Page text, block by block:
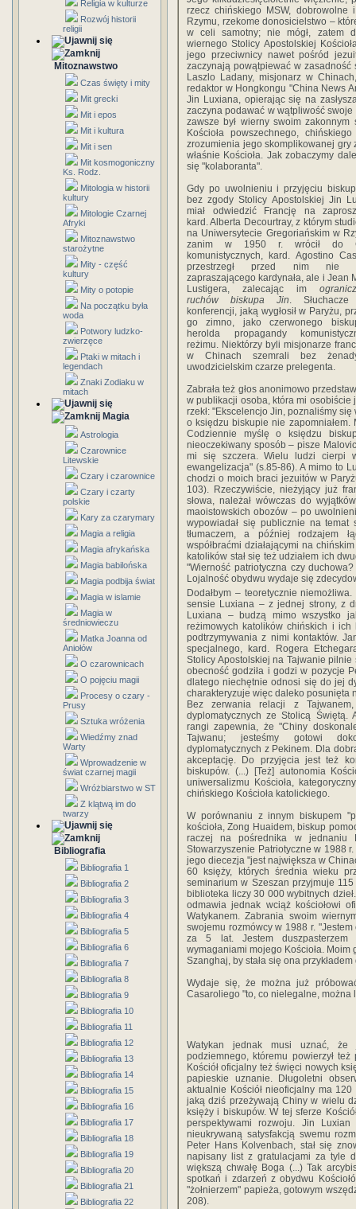
Religia w kulturze
Rozwój historii
religii
Mitoznawstwo
Czas święty i mity
Mit grecki
Mit i epos
Mit i kultura
Mit i sen
Mit kosmogoniczny
Ks. Rodz.
Mitologia w historii
kultury
Mitologie Czarnej
Afryki
Mitoznawstwo
starożytne
Mity - część
kultury
Mity o potopie
Na początku była
woda
Potwory ludzko-
zwierzęce
Ptaki w mitach i
legendach
Znaki Zodiaku w
mitach
Magia
Astrologia
Czarownice
Litewskie
Czary i czarownice
Czary i czarty
polskie
Kary za czarymary
Magia a religia
Magia afrykańska
Magia babilońska
Magia podbija świat
Magia w islamie
Magia w
średniowieczu
Matka Joanna od
Aniołów
O czarownicach
O pojęciu magii
Procesy o czary -
Prusy
Sztuka wróżenia
Wiedźmy znad
Warty
Wprowadzenie w
świat czarnej magii
Wróżbiarstwo w ST
Z klątwą im do
twarzy
Bibliografia
Bibliografia 1
Bibliografia 2
Bibliografia 3
Bibliografia 4
Bibliografia 5
Bibliografia 6
Bibliografia 7
Bibliografia 8
Bibliografia 9
Bibliografia 10
Bibliografia 11
Bibliografia 12
Bibliografia 13
Bibliografia 14
Bibliografia 15
Bibliografia 16
Bibliografia 17
Bibliografia 18
Bibliografia 19
Bibliografia 20
Bibliografia 21
Bibliografia 22
rzecz chińskiego MSW,
Rzymu, rzekome donosicielstwo –
w celi samotny; nie mógł, zatem
wiernego Stolicy Apostolskiej
jego przeciwnicy nawet pośród
zaczynają powątpiewać w
Laszlo Ladany, misjonarz w
redaktor w Hongkongu "China News
Jin Luxiana, opierając się na
zaczyna podawać w wątpliwość
zawsze był wierny swoim
Kościoła powszechnego,
zrozumienia jego skomplikowanej
właśnie Kościoła. Jak zobaczymy
się "kolaboranta".
Gdy po uwolnieniu i przyjęciu
bez zgody Stolicy Apostolskiej Jin
miał odwiedzić Francję na
kard. Alberta Decourtray, z którym
na Uniwersytecie Gregoriańskim w
zanim w 1950 r. wrócił do
komunistycznych, kard. Agostino
przestrzegł przed nim nie
zapraszającego kardynała, ale i Jean
Lustigera, zalecając im
ruchów biskupa Jin.
konferencji, jaką wygłosił w Paryżu,
go zimno, jako czerwonego
herolda propagandy
reżimu. Niektórzy byli misjonarze
w Chinach szemrali bez
uwodzicielskim czarze prelegenta.
Zabrała też głos anonimowo
w publikacji osoba, która mi osobiście
rzekł: "Ekscelencjo Jin, poznaliśmy
o księdzu biskupie nie zapomniałem.
Codziennie myślę o księdzu
nieoczekiwany sposób – pisze
mi się szczera. Wielu ludzi cierpi
ewangelizacja" (s.85-86). A mimo to
chodzi o moich braci jezuitów w
103). Rzeczywiście, nieżyjący już
słowa, należał wówczas do
maoistowskich obozów – po
wypowiadał się publicznie na temat
tłumaczem, a później rodzajem
współbraćmi działającymi na
katolików stał się też udziałem ich
"Wierność patriotyczna czy
Lojalność obydwu wydaje się
Dodałbym – teoretycznie
sensie Luxiana – z jednej strony, z
Luxiana – budzą mimo wszystko
reżimowych katolików chińskich i
podtrzymywania z nimi kontaktów.
specjalnego, kard. Rogera
Stolicy Apostolskiej na Tajwanie
obecność godziła i godzi w pozycje
dlatego niechętnie odnosi się do jej
charakteryzuje więc daleko posunięta
Bez zerwania relacji z
dyplomatycznych ze Stolicą Świętą.
rangi zapewnia, że "Chiny
Tajwanu; jesteśmy gotowi
dyplomatycznych z Pekinem. Dla
akceptację. Do przyjęcia jest też
biskupów. (...) [Też] autonomia
uniwersalizmu Kościoła,
chińskiego Kościoła katolickiego.
W porównaniu z innym biskupem
kościoła, Zong Huaidem, biskup
raczej na pośrednika w jednaniu
Stowarzyszenie Patriotyczne w 1988
jego diecezja "jest największa w
60 księży, których średnia wieku
seminarium w Szeszan przyjmuje
biblioteka liczy 30 000 wybitnych
odmawia jednak wciąż kościołowi
Watykanem. Zabrania swoim
swojemu rozmówcy w 1988 r.
za 5 lat. Jestem duszpasterzem
wymaganiami mojego Kościoła.
Szanghaj, by stała się ona
Wydaje się, że można już
Casaroliego "to, co nielegalne, można
Watykan jednak musi uznać, że
podziemnego, któremu powierzył
Kościół oficjalny też święci nowych
papieskie uznanie. Długoletni
aktualnie Kościół nieoficjalny ma
jaką dziś przeżywają Chiny w wielu
księży i biskupów. W tej sferze
perspektywami rozwoju. Jin
nieukrywaną satysfakcją swemu
Peter Hans Kolvenbach, stał się
napisany list z gratulacjami za tyle
większą chwałę Boga (...) Tak
spotkań i zdarzeń z obydwu
"żołnierzem" papieża, gotowym
208).